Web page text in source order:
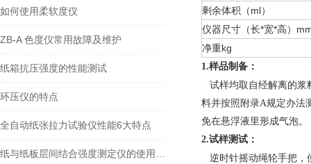
如何使用柔软度仪
ZB-A 色度仪常用故障及维护
纸箱抗压强度的性能测试
环压仪的特点
全自动纸张拉力试验仪性能6大特点
剩余体积（ml）
仪器尺寸（长*宽*高）
净重kg
1.样品制备：
试样均取自经解离的浆
料并按照附录A规定办法
免在悬浮液里形成气泡。
2.试样测试：
逆时针摇动绳轮手把，